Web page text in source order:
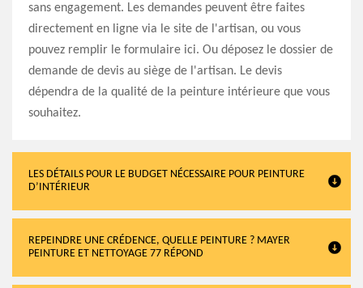
sans engagement. Les demandes peuvent être faites
directement en ligne via le site de l'artisan, ou vous
pouvez remplir le formulaire ici. Ou déposez le dossier de
demande de devis au siège de l'artisan. Le devis
dépendra de la qualité de la peinture intérieure que vous
souhaitez.
LES DÉTAILS POUR LE BUDGET NÉCESSAIRE POUR PEINTURE
D’INTÉRIEUR
REPEINDRE UNE CRÉDENCE, QUELLE PEINTURE ? MAYER
PEINTURE ET NETTOYAGE 77 RÉPOND